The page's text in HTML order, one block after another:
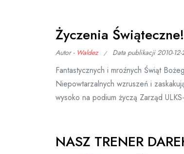
Życzenia
Autor - Waldez Data publikacji2010-
Fantastycznych i mroźnych Świąt
Niepowtarzalnych wzruszeń i
wysoko na podium życzą Zarząd
NASZ TRENER